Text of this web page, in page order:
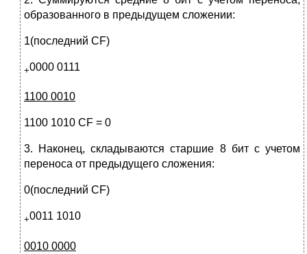
образованного в предыдущем сложении:
1(последний CF)
+0000 0111
1100 0010
1100 1010 CF = 0
3. Наконец, складываются старшие 8 бит с учетом
переноса от предыду­щего сложения:
0(последний CF)
+0011 1010
0010 0000